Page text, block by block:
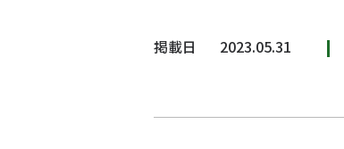
掲載日 2023.05.31